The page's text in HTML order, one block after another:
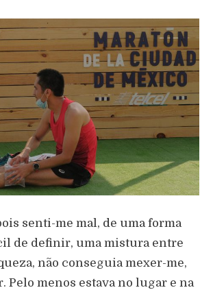
senti-me mal, de uma forma
de definir, uma mistura entre
não conseguia mexer-me,
Pelo menos estava no lugar e na